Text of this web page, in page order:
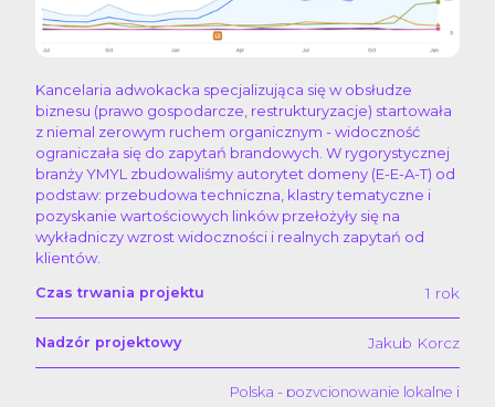
Kancelaria adwokacka specjalizująca się w obsłudze
biznesu (prawo gospodarcze, restrukturyzacje) startowała
z niemal zerowym ruchem organicznym - widoczność
ograniczała się do zapytań brandowych. W rygorystycznej
branży YMYL zbudowaliśmy autorytet domeny (E-E-A-T) od
podstaw: przebudowa techniczna, klastry tematyczne i
pozyskanie wartościowych linków przełożyły się na
wykładniczy wzrost widoczności i realnych zapytań od
klientów.
Czas trwania projektu 1 rok
Nadzór projektowy Jakub Korcz
Polska - pozycjonowanie lokalne i